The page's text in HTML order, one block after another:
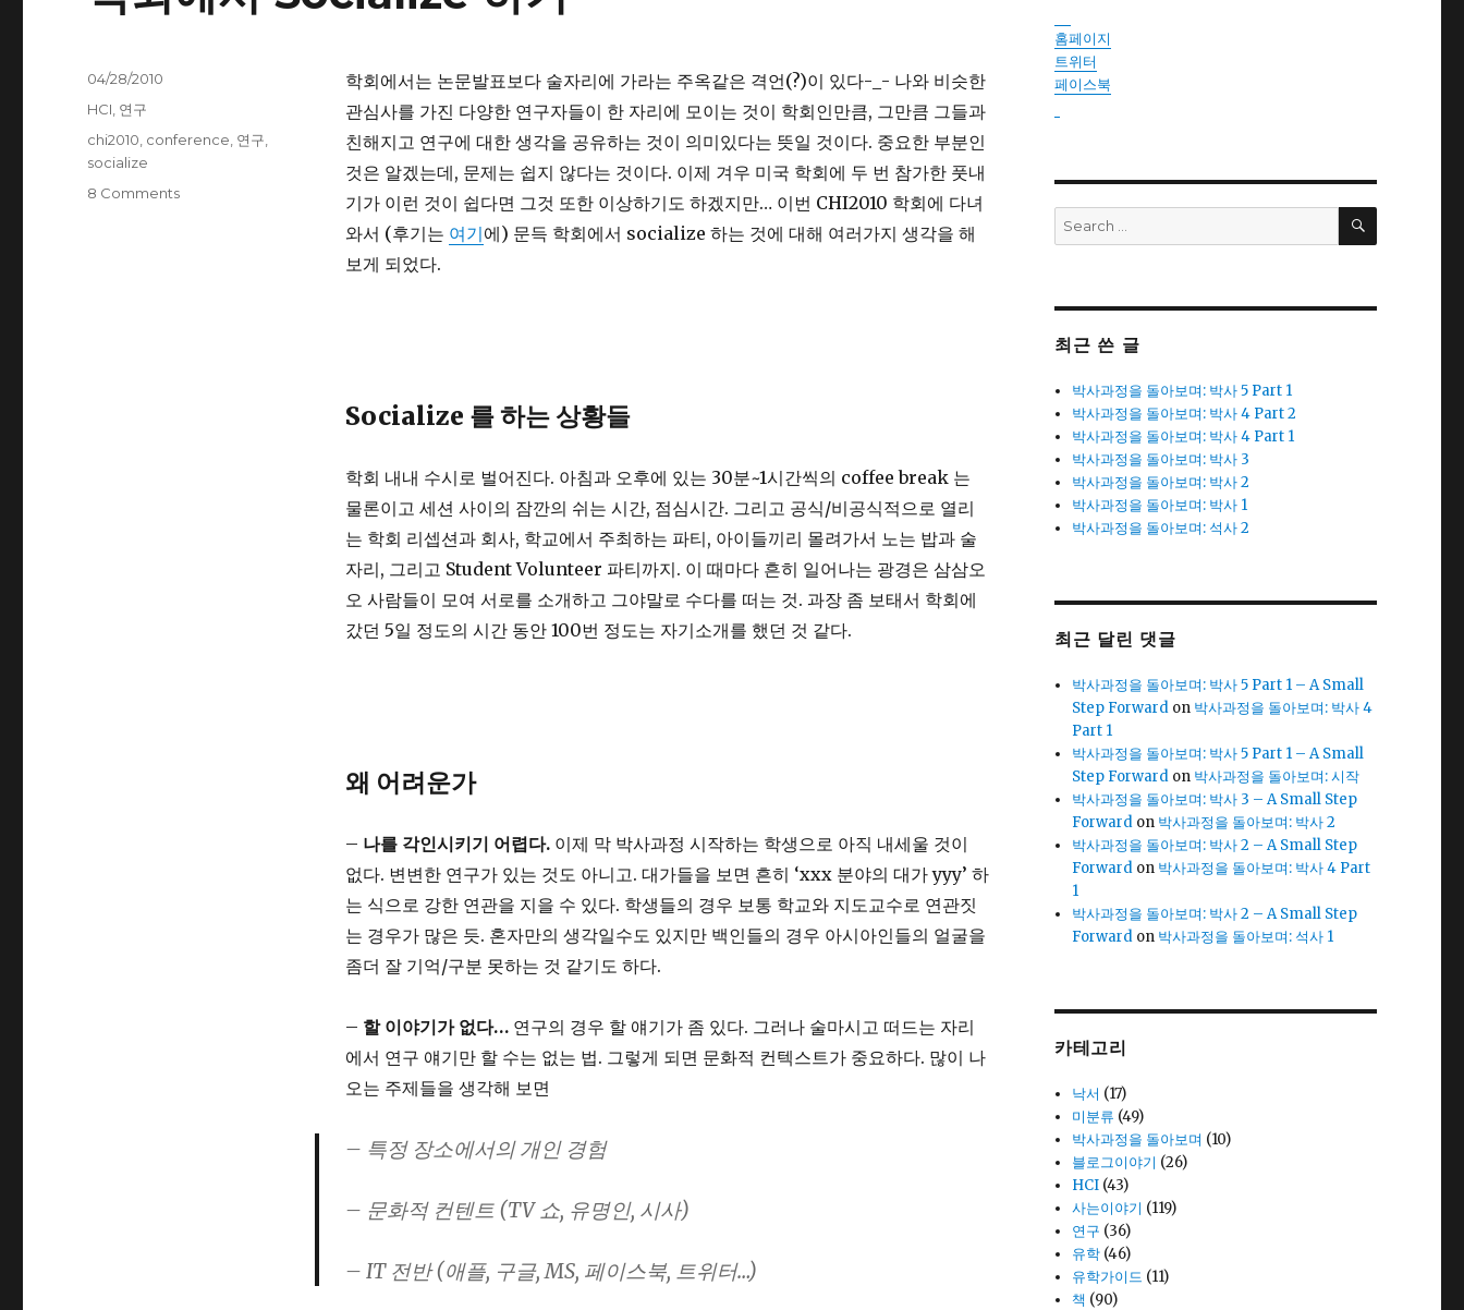
학회에서는 논문발표보다 술자리에 가라는 주옥같은 격언(?)이 있다-_- 나와 비슷한
관심사를 가진 다양한 연구자들이 한 자리에 모이는 것이 학회인만큼, 그만큼 그들과
친해지고 연구에 대한 생각을 공유하는 것이 의미있다는 뜻일 것이다. 중요한 부분인
것은 알겠는데, 문제는 쉽지 않다는 것이다. 이제 겨우 미국 학회에 두 번 참가한 풋내
기가 이런 것이 쉽다면 그것 또한 이상하기도 하겠지만… 이번 CHI2010 학회에 다녀
와서 (후기는 여기에) 문득 학회에서 socialize 하는 것에 대해 여러가지 생각을 해
보게 되었다.
Socialize 를 하는 상황들
학회 내내 수시로 벌어진다. 아침과 오후에 있는 30분~1시간씩의 coffee break 는
물론이고 세션 사이의 잠깐의 쉬는 시간, 점심시간. 그리고 공식/비공식적으로 열리
는 학회 리셉션과 회사, 학교에서 주최하는 파티, 아이들끼리 몰려가서 노는 밥과 술
자리, 그리고 Student Volunteer 파티까지. 이 때마다 흔히 일어나는 광경은 삼삼오
오 사람들이 모여 서로를 소개하고 그야말로 수다를 떠는 것. 과장 좀 보태서 학회에
갔던 5일 정도의 시간 동안 100번 정도는 자기소개를 했던 것 같다.
왜 어려운가
– 나를 각인시키기 어렵다.이제 막 박사과정 시작하는 학생으로 아직 내세울 것이
없다. 변변한 연구가 있는 것도 아니고. 대가들을 보면 흔히 ‘xxx 분야의 대가 yyy’ 하
는 식으로 강한 연관을 지을 수 있다. 학생들의 경우 보통 학교와 지도교수로 연관짓
는 경우가 많은 듯. 혼자만의 생각일수도 있지만 백인들의 경우 아시아인들의 얼굴을
좀더 잘 기억/구분 못하는 것 같기도 하다.
– 할 이야기가 없다…연구의 경우 할 얘기가 좀 있다. 그러나 술마시고 떠드는 자리
에서 연구 얘기만 할 수는 없는 법. 그렇게 되면 문화적 컨텍스트가 중요하다. 많이 나
오는 주제들을 생각해 보면
– 특정 장소에서의 개인 경험
– 문화적 컨텐트 (TV 쇼, 유명인, 시사)
– IT 전반 (애플, 구글, MS, 페이스북, 트위터…)
Posted
04/28/2010
Categories
HCI 연구
Tags
chi2010 conference 연구
socialize
8 Comments
홈페이지
트위터
페이스북
Search
for:
SEARCH
최근 쓴 글
박사과정을 돌아보며: 박사 5 Part 1
박사과정을 돌아보며: 박사 4 Part 2
박사과정을 돌아보며: 박사 4 Part 1
박사과정을 돌아보며: 박사 3
박사과정을 돌아보며: 박사 2
박사과정을 돌아보며: 박사 1
박사과정을 돌아보며: 석사 2
최근 달린 댓글
박사과정을 돌아보며: 박사 5 Part 1 – A Small
Step Forward on 박사과정을 돌아보며: 박사 4
Part 1
박사과정을 돌아보며: 박사 5 Part 1 – A Small
Step Forward on 박사과정을 돌아보며: 시작
박사과정을 돌아보며: 박사 3 – A Small Step
Forward on 박사과정을 돌아보며: 박사 2
박사과정을 돌아보며: 박사 2 – A Small Step
Forward on 박사과정을 돌아보며: 박사 4 Part
1
박사과정을 돌아보며: 박사 2 – A Small Step
Forward on 박사과정을 돌아보며: 석사 1
카테고리
낙서 (17)
미분류 (49)
박사과정을 돌아보며 (10)
블로그이야기 (26)
HCI (43)
사는이야기 (119)
연구 (36)
유학 (46)
유학가이드 (11)
책 (90)